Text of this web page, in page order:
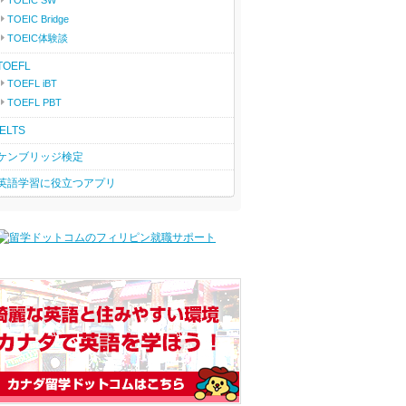
TOEIC Bridge
TOEIC体験談
TOEFL iBT
TOEFL PBT
ンブリッジ検定
語学習に役立つアプリ